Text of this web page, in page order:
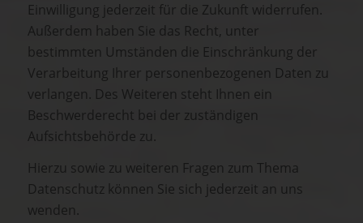
Einwilligung jederzeit für die Zukunft widerrufen.
Außerdem haben Sie das Recht, unter
bestimmten Umständen die Einschränkung der
Verarbeitung Ihrer personenbezogenen Daten zu
verlangen. Des Weiteren steht Ihnen ein
Beschwerderecht bei der zuständigen
Aufsichtsbehörde zu.
Hierzu sowie zu weiteren Fragen zum Thema
Datenschutz können Sie sich jederzeit an uns
wenden.